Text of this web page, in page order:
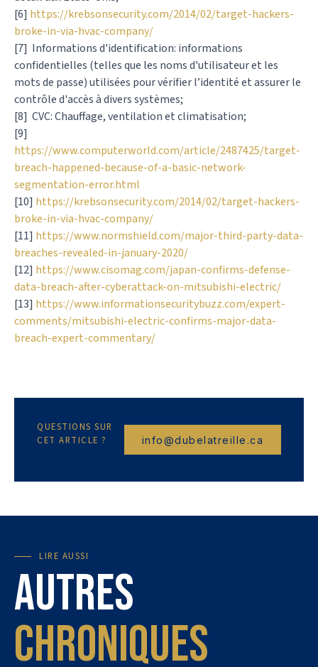
[6] https://krebsonsecurity.com/2014/02/target-hackers-
broke-in-via-hvac-company/
[7] Informations d'identification: informations
confidentielles (telles que les noms d'utilisateur et les
mots de passe) utilisées pour vérifier l’identité et assurer le
contrôle d'accès à divers systèmes;
[8] CVC: Chauffage, ventilation et climatisation;
[9]
https://www.computerworld.com/article/2487425/target-
breach-happened-because-of-a-basic-network-
segmentation-error.html
[10] https://krebsonsecurity.com/2014/02/target-hackers-
broke-in-via-hvac-company/
[11] https://www.normshield.com/major-third-party-data-
breaches-revealed-in-january-2020/
[12] https://www.cisomag.com/japan-confirms-defense-
data-breach-after-cyberattack-on-mitsubishi-electric/
[13] https://www.informationsecuritybuzz.com/expert-
comments/mitsubishi-electric-confirms-major-data-
breach-expert-commentary/
QUESTIONS SUR
CET ARTICLE ?
info@dubelatreille.ca
LIRE AUSSI
Autres
Chroniques